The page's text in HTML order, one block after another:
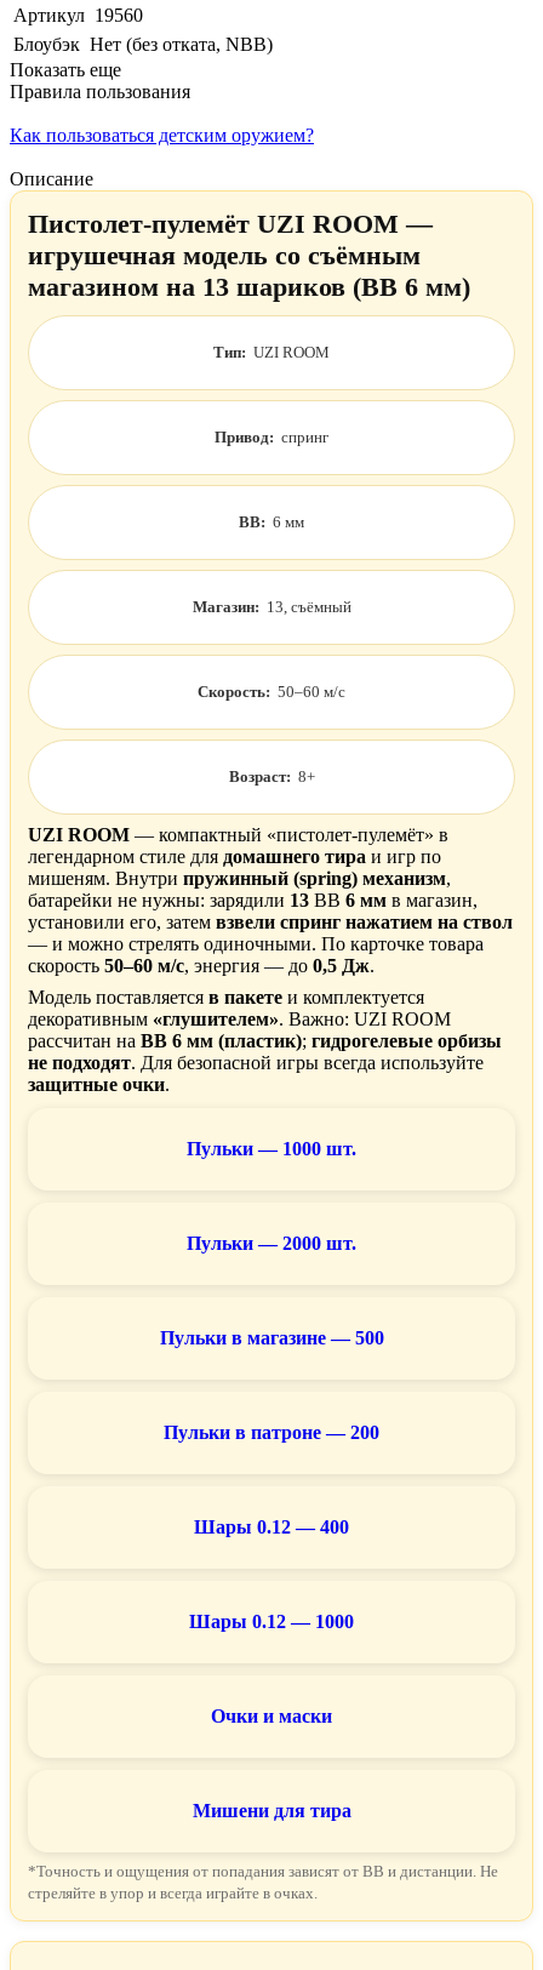
Артикул 19560
Блоубэк Нет (без отката, NBB)
Показать еще
Правила пользования
Как пользоваться детским оружием?
Описание
Пистолет-пулемёт UZI ROOM —
игрушечная модель со съёмным
магазином на 13 шариков (BB 6 мм)
Тип: UZI ROOM
Привод: спринг
BB: 6 мм
Магазин: 13, съёмный
Скорость: 50–60 м/с
Возраст: 8+
UZI ROOM — компактный «пистолет-пулемёт» в
легендарном стиле для домашнего тира и игр по
мишеням. Внутри пружинный (spring) механизм,
батарейки не нужны: зарядили 13 BB 6 мм в магазин,
установили его, затем взвели спринг нажатием на ствол
— и можно стрелять одиночными. По карточке товара
скорость 50–60 м/с, энергия — до 0,5 Дж.
Модель поставляется в пакете и комплектуется
декоративным «глушителем». Важно: UZI ROOM
рассчитан на BB 6 мм (пластик); гидрогелевые орбизы
не подходят. Для безопасной игры всегда используйте
защитные очки.
Пульки — 1000 шт.
Пульки — 2000 шт.
Пульки в магазине — 500
Пульки в патроне — 200
Шары 0.12 — 400
Шары 0.12 — 1000
Очки и маски
Мишени для тира
*Точность и ощущения от попадания зависят от BB и дистанции. Не
стреляйте в упор и всегда играйте в очках.